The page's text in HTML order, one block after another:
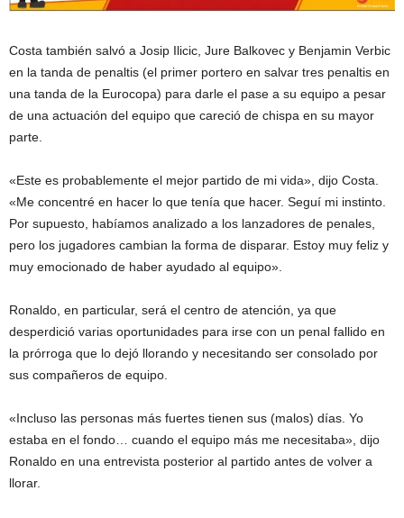
Costa también salvó a Josip Ilicic, Jure Balkovec y Benjamin Verbic
en la tanda de penaltis (el primer portero en salvar tres penaltis en
una tanda de la Eurocopa) para darle el pase a su equipo a pesar
de una actuación del equipo que careció de chispa en su mayor
parte.
«Este es probablemente el mejor partido de mi vida», dijo Costa.
«Me concentré en hacer lo que tenía que hacer. Seguí mi instinto.
Por supuesto, habíamos analizado a los lanzadores de penales,
pero los jugadores cambian la forma de disparar. Estoy muy feliz y
muy emocionado de haber ayudado al equipo».
Ronaldo, en particular, será el centro de atención, ya que
desperdició varias oportunidades para irse con un penal fallido en
la prórroga que lo dejó llorando y necesitando ser consolado por
sus compañeros de equipo.
«Incluso las personas más fuertes tienen sus (malos) días. Yo
estaba en el fondo… cuando el equipo más me necesitaba», dijo
Ronaldo en una entrevista posterior al partido antes de volver a
llorar.